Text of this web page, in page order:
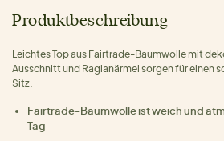
Produktbeschreibung
Leichtes Top aus Fairtrade-Baumwolle mit
Ausschnitt und Raglanärmel sorgen für einen
Sitz.
Fairtrade-Baumwolle ist weich und
Tag